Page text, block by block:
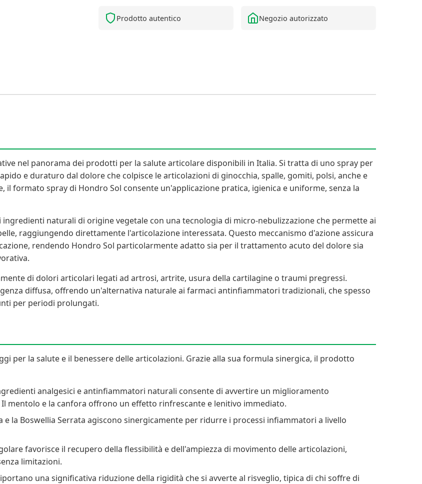
Prodotto autentico Negozio autorizzato
nel panorama dei prodotti per la salute articolare disponibili in Italia. Si tratta di uno spray per
e duraturo dal dolore che colpisce le articolazioni di ginocchia, spalle, gomiti, polsi, anche e
il formato spray di Hondro Sol consente un'applicazione pratica, igienica e uniforme, senza la
naturali di origine vegetale con una tecnologia di micro-nebulizzazione che permette ai
raggiungendo direttamente l'articolazione interessata. Questo meccanismo d'azione assicura
rendendo Hondro Sol particolarmente adatto sia per il trattamento acuto del dolore sia
di dolori articolari legati ad artrosi, artrite, usura della cartilagine o traumi pregressi.
diffusa, offrendo un'alternativa naturale ai farmaci antinfiammatori tradizionali, che spesso
per periodi prolungati.
per la salute e il benessere delle articolazioni. Grazie alla sua formula sinergica, il prodotto
analgesici e antinfiammatori naturali consente di avvertire un miglioramento
mentolo e la canfora offrono un effetto rinfrescante e lenitivo immediato.
e la Boswellia Serrata agiscono sinergicamente per ridurre i processi infiammatori a livello
favorisce il recupero della flessibilità e dell'ampiezza di movimento delle articolazioni,
limitazioni.
una significativa riduzione della rigidità che si avverte al risveglio, tipica di chi soffre di